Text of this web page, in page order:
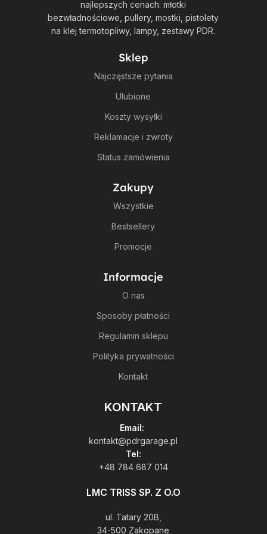
najlepszych cenach: młotki
bezwładnościowe, pullery, mostki, pistolety
na klej termotopliwy, lampy, zestawy PDR.
Sklep
Najczęstsze pytania
Ulubione
Koszty wysyłki
Reklamacje i zwroty
Status zamówienia
Zakupy
Wszystkie
Bestsellery
Promocje
Informacje
O nas
Sposoby płatności
Regulamin sklepu
Polityka prywatności
Kontakt
KONTAKT
Email:
kontakt@pdrgarage.pl
Tel:
+48 784 687 014
LMC TRISS SP. Z O.O
ul. Tatary 20B,
34-500 Zakopane